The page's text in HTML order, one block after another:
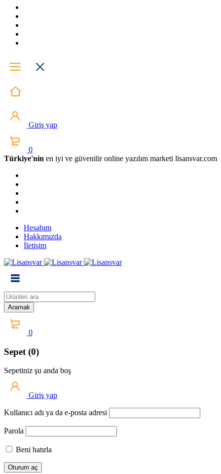
Giriş yap
0
Türkiye'nin en iyi ve güvenilir online yazılım marketi lisansvar.com
Hesabım
Hakkımızda
İletişim
0
Sepet (0)
Sepetiniz şu anda boş
Giriş yap
Kullanıcı adı ya da e-posta adresi
Parola
Beni hatırla